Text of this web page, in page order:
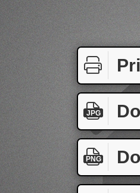
JPG
PNG